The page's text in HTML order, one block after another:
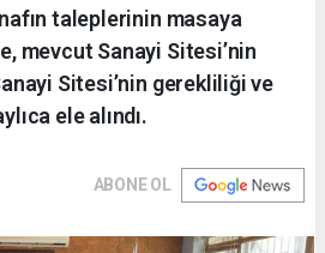
taleplerinin masaya
mevcut Sanayi Sitesi’nin
Sitesi’nin gerekliliği ve
ele alındı.
ABONE OL